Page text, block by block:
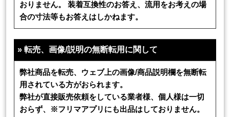
おりません。 装着互換性のお答え、流用をお考えの場
合の寸法等もお答えはしかねます。
»転売、画像/説明の無断転用に関して
弊社商品を転売、ウェブ上の画像/商品説明欄を無断転
用されている方がおられます。
弊社が直接販売依頼をしている業者様、個人様は一切
おらず、※フリマアプリにも出品はしておりません。